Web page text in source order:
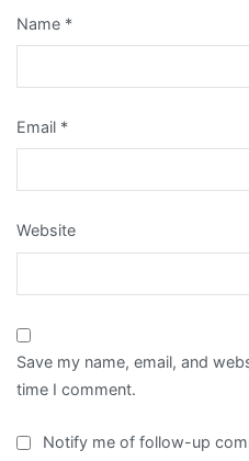
Name *
Email *
Website
Save my name, email, and
time I comment.
Notify me of follow-up